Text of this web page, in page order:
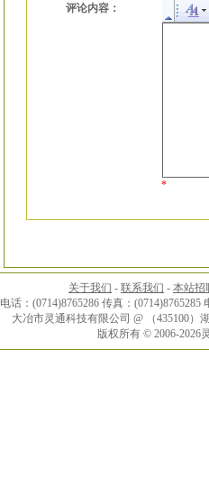
评论内容：
*
关于我们 - 联系我们 - 本站招
电话：(0714)8765286 传真：(0714)8765285
大冶市灵通科技有限公司 @ （435100
版权所有 © 2006-2026